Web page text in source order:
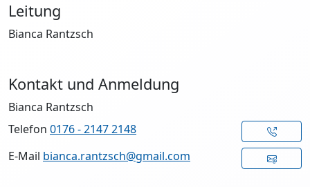
Leitung
Bianca Rantzsch
Kontakt und Anmeldung
Bianca Rantzsch
Telefon 0176 - 2147 2148
E-Mail bianca.rantzsch@gmail.com